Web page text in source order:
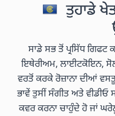
ਤੁਹਾਡੇ
ਸਾਡੇ ਸਭ ਤੋਂ ਪ੍ਰਸਿੱਧ ਗਿਫਟ
ਇਥੇਰੀਅਮ, ਲਾਈਟਕੋਇਨ,
ਵਰਤੋਂ ਕਰਕੇ ਰੋਜ਼ਾਨਾ ਦੀਆਂ
ਭਾਵੇਂ ਤੁਸੀਂ ਸੰਗੀਤ ਅਤੇ ਵੀਡੀਓ
ਕਵਰ ਕਰਨਾ ਚਾਹੁੰਦੇ ਹੋ ਜਾਂ